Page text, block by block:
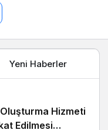
Yeni Haberler
Hizmeti
Edilmesi